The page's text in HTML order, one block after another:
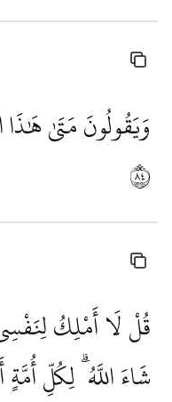
وَيَقُولُونَ مَتَىٰ
٤٨
قُلْ لَا أَمْلِكُ
شَاءَ اللَّهُ ۗ لِكُلِّ